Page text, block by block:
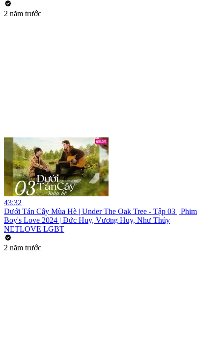
2 năm trước
43:32
Dưới Tán Cây Mùa Hè | Under The Oak Tree - Tập 03 | Phim
Boy's Love 2024 | Đức Huy, Vương Huy, Như Thủy
NETLOVE LGBT
2 năm trước